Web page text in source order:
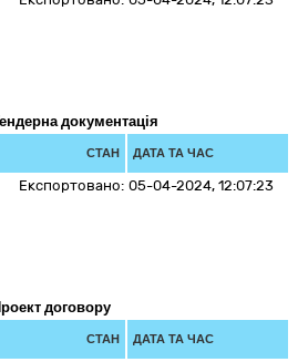
документація
СТАН ДАТА ТА ЧАС
Експортовано: 05-04-2024, 12:07:23
договору
СТАН ДАТА ТА ЧАС